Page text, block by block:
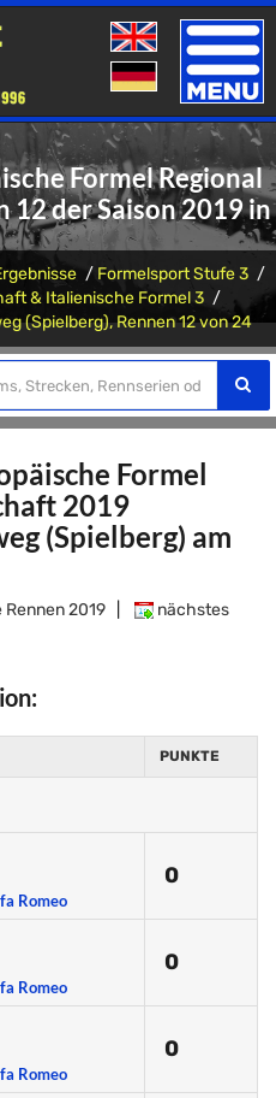
Toggle
Formel Regional
12 der Saison 2019 in
Formelsport Stufe 3
& Italienische Formel 3
(Spielberg), Rennen 12 von 24
Formel
2019
(Spielberg) am
Rennen 2019
nächstes
PUNKTE
Romeo
0
Romeo
0
Romeo
0